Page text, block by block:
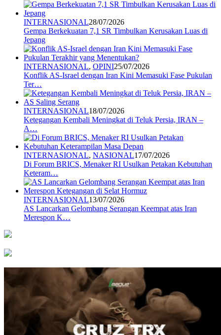
INTERNASIONAL28/07/2026
Gempa Berkekuatan 7,1 SR Timbulkan Kerusakan Luas di
Jepang
INTERNASIONAL, OPINI25/07/2026
Konflik AS-Israel dengan Iran Kini Memasuki Fase Pukulan
Ter…
INTERNASIONAL18/07/2026
Ketegangan Kembali Meningkat di Teluk Persia, IRAN –
A…
INTERNASIONAL, NASIONAL17/07/2026
Di Forum BRICS, Menaker RI Usulkan Petakan Kebutuhan
Keteram…
INTERNASIONAL13/07/2026
AS Lancarkan Gelombang Serangan Keempat atas Iran
Merespon K…